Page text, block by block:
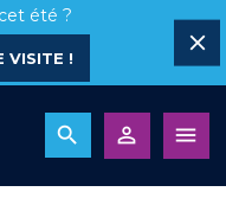
été ?
VISITE !